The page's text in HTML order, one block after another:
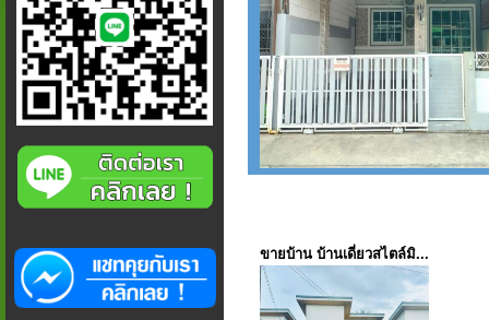
ขายบ้าน บ้านเดี่ยวสไตล์มิ...